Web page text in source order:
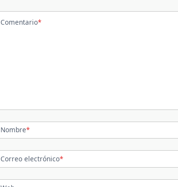
Comentario*
Nombre*
Correo electrónico*